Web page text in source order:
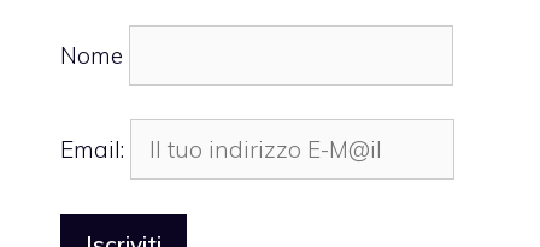
Nome
Email: